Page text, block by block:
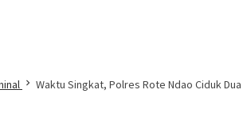
Waktu Singkat, Polres Rote Ndao Ciduk